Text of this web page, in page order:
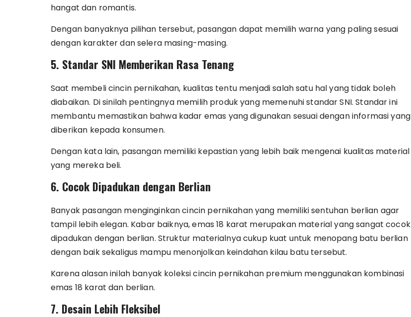
hangat dan romantis.
Dengan banyaknya pilihan tersebut, pasangan dapat memilih warna yang paling sesuai
dengan karakter dan selera masing-masing.
5. Standar SNI Memberikan Rasa Tenang
Saat membeli cincin pernikahan, kualitas tentu menjadi salah satu hal yang tidak boleh
diabaikan. Di sinilah pentingnya memilih produk yang memenuhi standar SNI. Standar ini
membantu memastikan bahwa kadar emas yang digunakan sesuai dengan informasi yang
diberikan kepada konsumen.
Dengan kata lain, pasangan memiliki kepastian yang lebih baik mengenai kualitas material
yang mereka beli.
6. Cocok Dipadukan dengan Berlian
Banyak pasangan menginginkan cincin pernikahan yang memiliki sentuhan berlian agar
tampil lebih elegan. Kabar baiknya, emas 18 karat merupakan material yang sangat cocok
dipadukan dengan berlian. Struktur materialnya cukup kuat untuk menopang batu berlian
dengan baik sekaligus mampu menonjolkan keindahan kilau batu tersebut.
Karena alasan inilah banyak koleksi cincin pernikahan premium menggunakan kombinasi
emas 18 karat dan berlian.
7. Desain Lebih Fleksibel